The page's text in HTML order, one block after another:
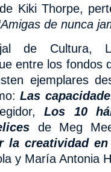
de Kiki Thorpe,
de nunca
de Cultura,
entre los fondos
ejemplares
Las
Los 10
de Meg
la creatividad
y María Antonia